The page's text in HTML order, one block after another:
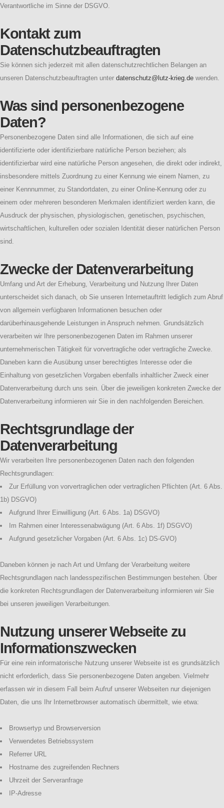
Verantwortliche im Sinne der DSGVO.
Kontakt zum
Datenschutzbeauftragten
Sie können sich jederzeit mit allen datenschutzrechtlichen Belangen an
unseren Datenschutzbeauftragten unter datenschutz@lutz-krieg.de wenden.
Was sind personenbezogene
Daten?
Personenbezogene Daten sind alle Informationen, die sich auf eine
identifizierte oder identifizierbare natürliche Person beziehen; als
identifizierbar wird eine natürliche Person angesehen, die direkt oder indirekt,
insbesondere mittels Zuordnung zu einer Kennung wie einem Namen, zu
einer Kennnummer, zu Standortdaten, zu einer Online-Kennung oder zu
einem oder mehreren besonderen Merkmalen identifiziert werden kann, die
Ausdruck der physischen, physiologischen, genetischen, psychischen,
wirtschaftlichen, kulturellen oder sozialen Identität dieser natürlichen Person
sind.
Zwecke der Datenverarbeitung
Umfang und Art der Erhebung, Verarbeitung und Nutzung Ihrer Daten
unterscheidet sich danach, ob Sie unseren Internetauftritt lediglich zum Abruf
von allgemein verfügbaren Informationen besuchen oder
darüberhinausgehende Leistungen in Anspruch nehmen. Grundsätzlich
verarbeiten wir Ihre personenbezogenen Daten im Rahmen unserer
unternehmerischen Tätigkeit für vorvertragliche oder vertragliche Zwecke.
Daneben kann die Ausübung unser berechtigtes Interesse oder die
Einhaltung von gesetzlichen Vorgaben ebenfalls inhaltlicher Zweck einer
Datenverarbeitung durch uns sein. Über die jeweiligen konkreten Zwecke der
Datenverarbeitung informieren wir Sie in den nachfolgenden Bereichen.
Rechtsgrundlage der
Datenverarbeitung
Wir verarbeiten Ihre personenbezogenen Daten nach den folgenden
Rechtsgrundlagen:
Zur Erfüllung von vorvertraglichen oder vertraglichen Pflichten (Art. 6 Abs.
1b) DSGVO)
Aufgrund Ihrer Einwilligung (Art. 6 Abs. 1a) DSGVO)
Im Rahmen einer Interessenabwägung (Art. 6 Abs. 1f) DSGVO)
Aufgrund gesetzlicher Vorgaben (Art. 6 Abs. 1c) DS-GVO)
Daneben können je nach Art und Umfang der Verarbeitung weitere
Rechtsgrundlagen nach landesspezifischen Bestimmungen bestehen. Über
die konkreten Rechtsgrundlagen der Datenverarbeitung informieren wir Sie
bei unseren jeweiligen Verarbeitungen.
Nutzung unserer Webseite zu
Informationszwecken
Für eine rein informatorische Nutzung unserer Webseite ist es grundsätzlich
nicht erforderlich, dass Sie personenbezogene Daten angeben. Vielmehr
erfassen wir in diesem Fall beim Aufruf unserer Webseiten nur diejenigen
Daten, die uns Ihr Internetbrowser automatisch übermittelt, wie etwa:
Browsertyp und Browserversion
Verwendetes Betriebssystem
Referrer URL
Hostname des zugreifenden Rechners
Uhrzeit der Serveranfrage
IP-Adresse